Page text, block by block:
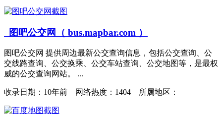
图吧公交网（ bus.mapbar.com ）
图吧公交网 提供周边最新公交查询信息，包括公交查询、公
交线路查询、公交换乘、公交车站查询、公交地图等，是最权
威的公交查询网站。 ...
收录日期： 10年前 网络热度：1404 所属地区：